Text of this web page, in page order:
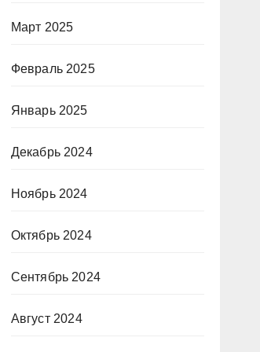
Март 2025
Февраль 2025
Январь 2025
Декабрь 2024
Ноябрь 2024
Октябрь 2024
Сентябрь 2024
Август 2024